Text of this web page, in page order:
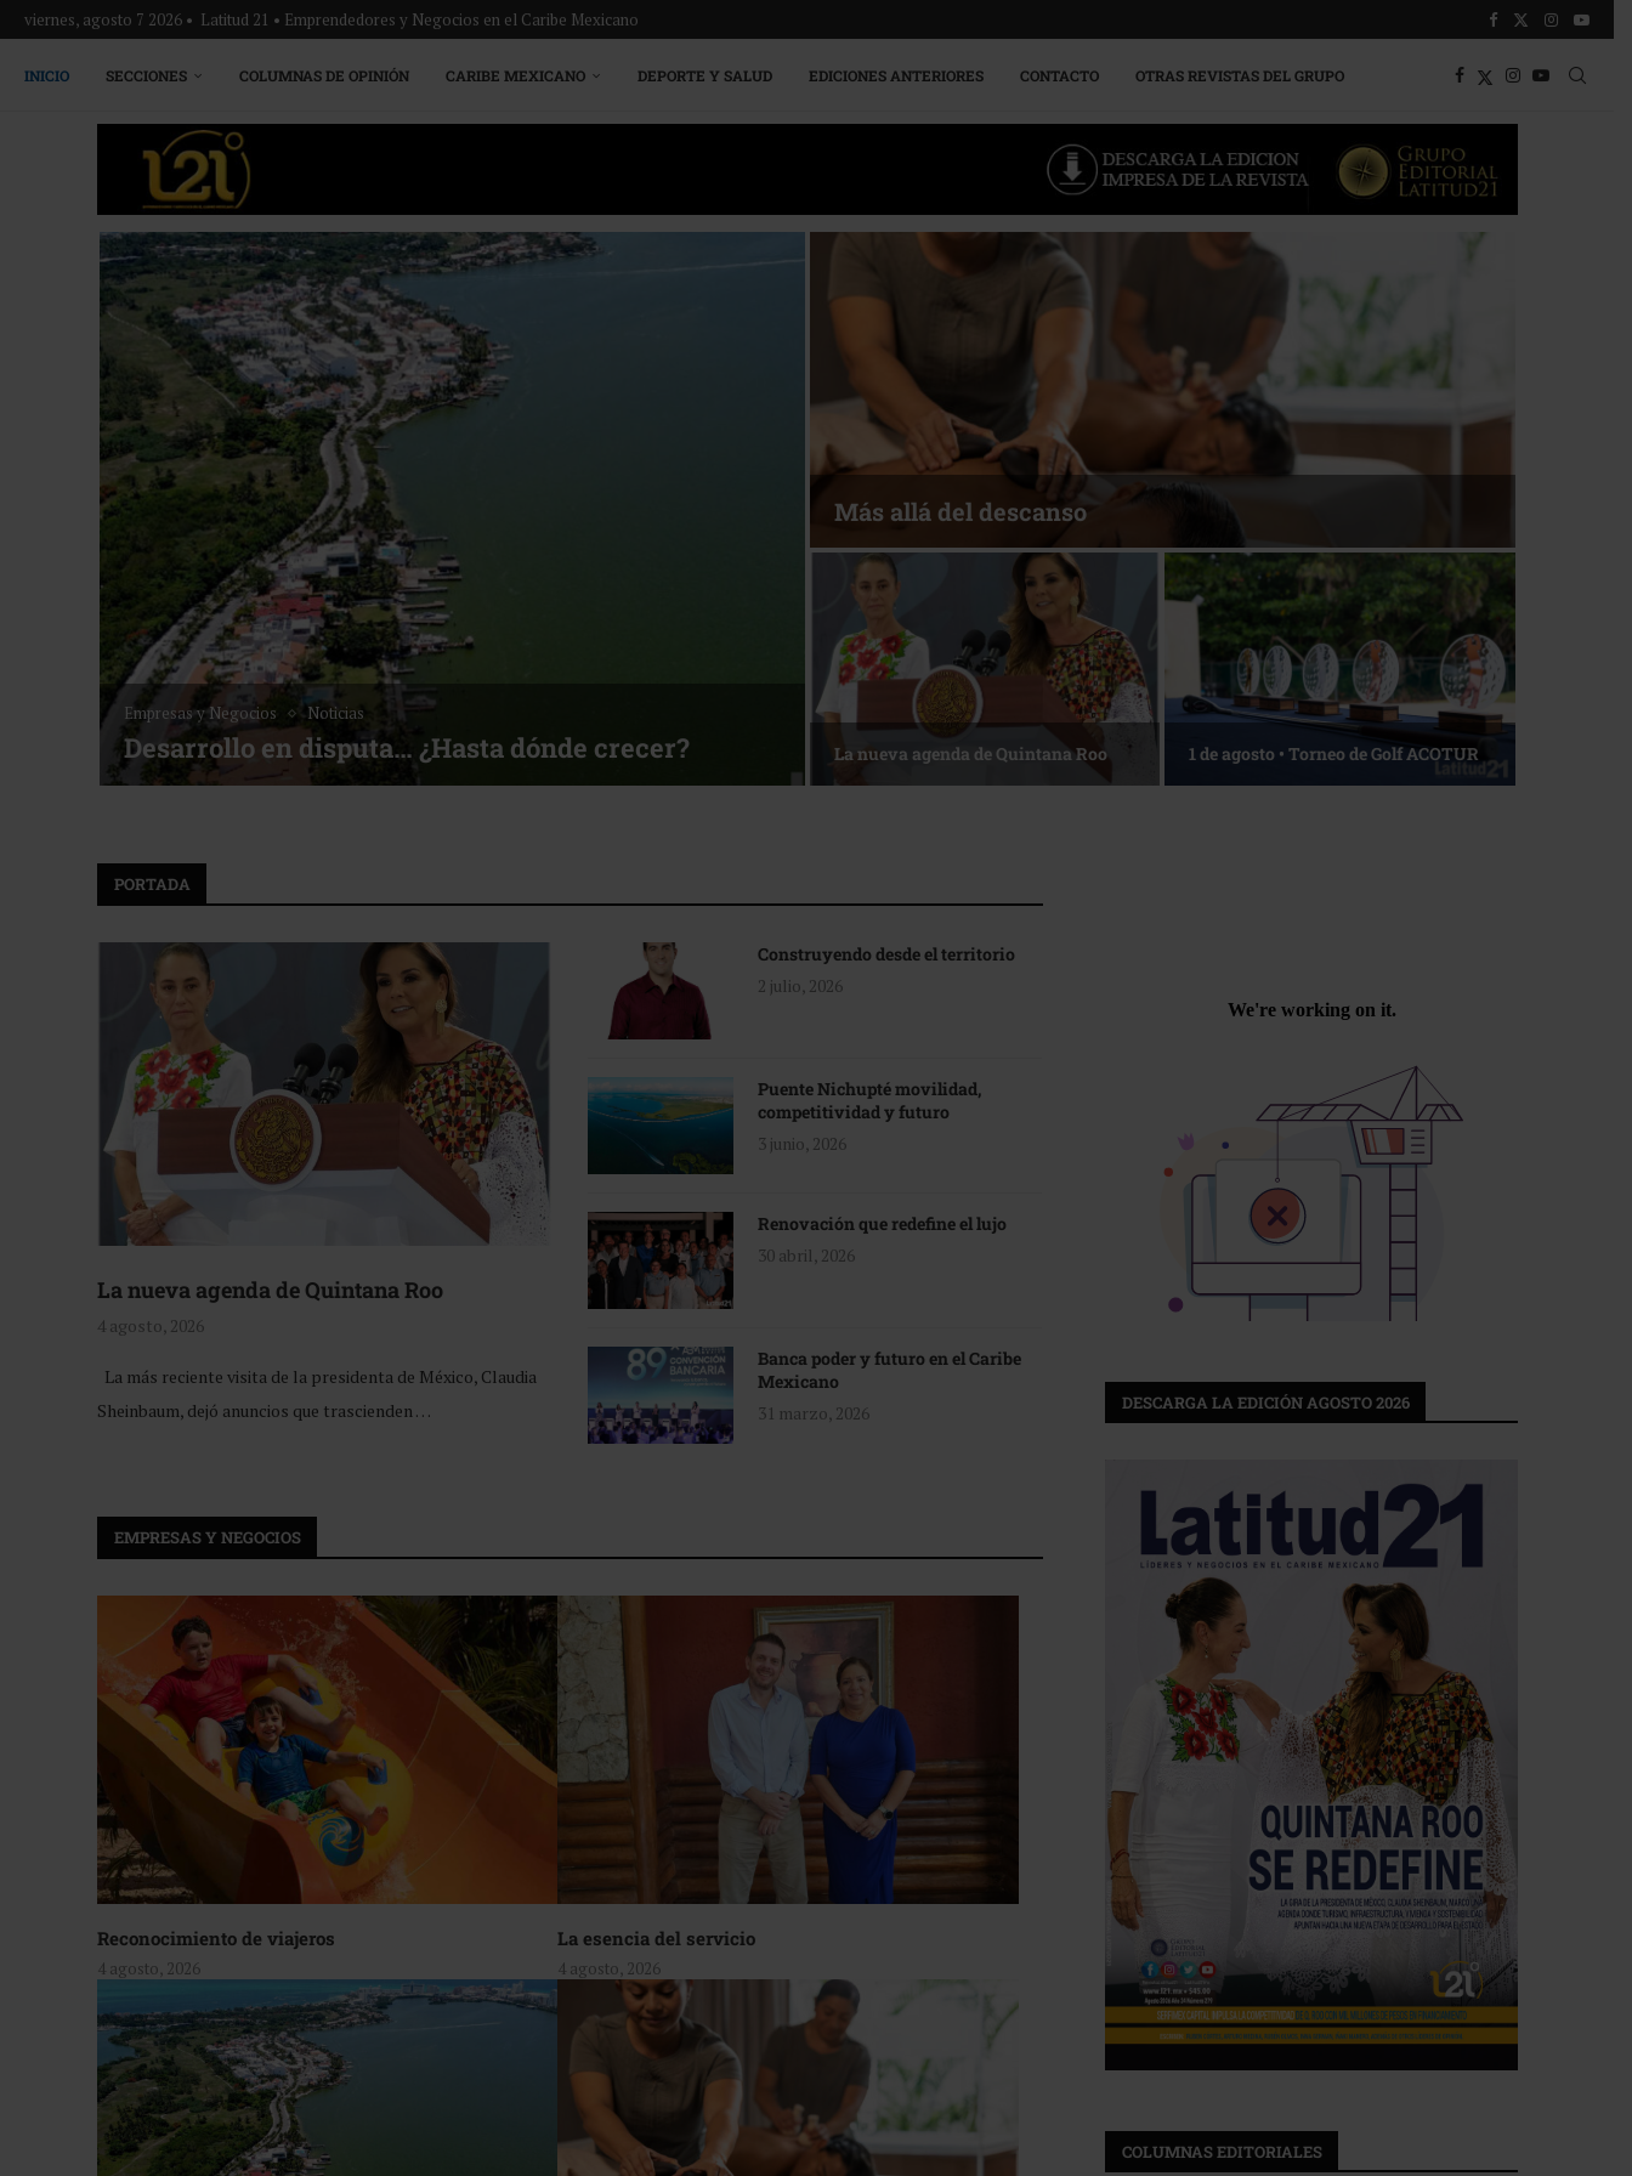
viernes, agosto 7 2026 • Latitud 21 • Emprendedores y Negocios en el Caribe Mexicano
INICIO SECCIONES COLUMNAS DE OPINIÓN CARIBE MEXICANO DEPORTE Y SALUD EDICIONES ANTERIORES CONTACTO OTRAS REVISTAS DEL GRUPO
Empresas y Negocios Noticias
Desarrollo en disputa… ¿Hasta dónde crecer?
Más allá del descanso
La nueva agenda de Quintana Roo 1 de agosto • Torneo de Golf ACOTUR
PORTADA
La nueva agenda de Quintana Roo
4 agosto, 2026
La más reciente visita de la presidenta de México, Claudia
Sheinbaum, dejó anuncios que trascienden …
Construyendo desde el territorio
2 julio, 2026
Puente Nichupté movilidad,
competitividad y futuro
3 junio, 2026
Renovación que redefine el lujo
30 abril, 2026
Banca poder y futuro en el Caribe
Mexicano
31 marzo, 2026
EMPRESAS Y NEGOCIOS
Reconocimiento de viajeros
4 agosto, 2026
La esencia del servicio
4 agosto, 2026
DESCARGA LA EDICIÓN AGOSTO 2026
COLUMNAS EDITORIALES